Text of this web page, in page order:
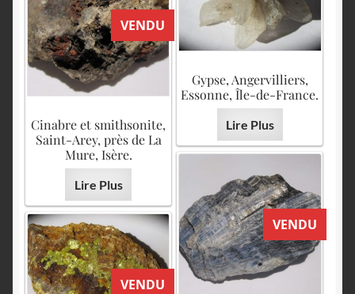
Gypse, Angervilliers,
Essonne, Île-de-France.
Lire Plus
VENDU
Cinabre et smithsonite,
Saint-Arey, près de La
Mure, Isère.
Lire Plus
VENDU
VENDU